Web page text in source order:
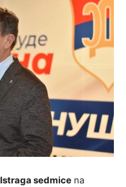
Istraga sedmice na